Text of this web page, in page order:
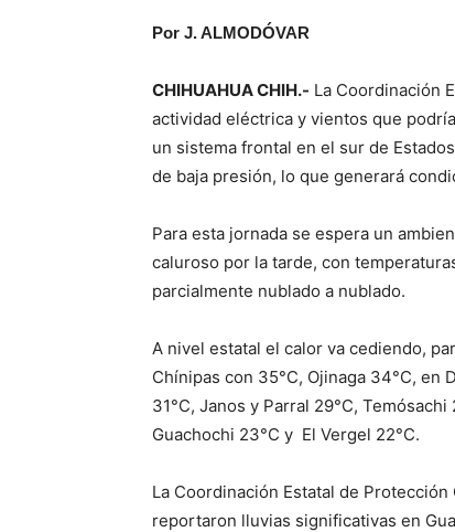
Por J. ALMODÓVAR
CHIHUAHUA CHIH.- La Coordinación
actividad eléctrica y vientos que
un sistema frontal en el sur de
de baja presión, lo que generará
Para esta jornada se espera un
caluroso por la tarde, con
parcialmente nublado a nublado.
A nivel estatal el calor va cediendo,
Chínipas con 35°C, Ojinaga 34°C, en
31°C, Janos y Parral 29°C,
Guachochi 23°C y El Vergel 22°C.
La Coordinación Estatal de
reportaron lluvias significativas en